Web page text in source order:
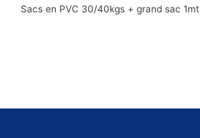
Sacs en PVC 30/40kgs + grand sac 1mt